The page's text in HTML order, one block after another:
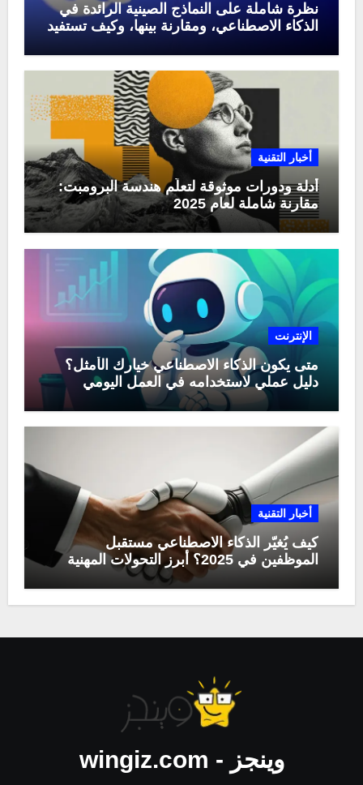
نظرة شاملة على النماذج الصينية الرائدة في
الذكاء الاصطناعي، ومقارنة بينها، وكيف تستفيد
أخبار التقنية
أدلة ودورات موثوقة لتعلّم هندسة البرومبت:
مقارنة شاملة لعام 2025
الإنترنت
متى يكون الذكاء الاصطناعي خيارك الأمثل؟
دليل عملي لاستخدامه في العمل اليومي
أخبار التقنية
كيف يُغيّر الذكاء الاصطناعي مستقبل
الموظفين في 2025؟ أبرز التحولات المهنية
وينجز - wingiz.com